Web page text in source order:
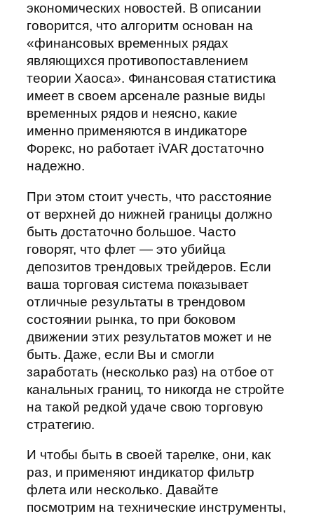
экономических новостей. В описании
говорится, что алгоритм основан на
«финансовых временных рядах
являющихся противопоставлением
теории Хаоса». Финансовая статистика
имеет в своем арсенале разные виды
временных рядов и неясно, какие
именно применяются в индикаторе
Форекс, но работает iVAR достаточно
надежно.
При этом стоит учесть, что расстояние
от верхней до нижней границы должно
быть достаточно большое. Часто
говорят, что флет — это убийца
депозитов трендовых трейдеров. Если
ваша торговая система показывает
отличные результаты в трендовом
состоянии рынка, то при боковом
движении этих результатов может и не
быть. Даже, если Вы и смогли
заработать (несколько раз) на отбое от
канальных границ, то никогда не стройте
на такой редкой удаче свою торговую
стратегию.
И чтобы быть в своей тарелке, они, как
раз, и применяют индикатор фильтр
флета или несколько. Давайте
посмотрим на технические инструменты,